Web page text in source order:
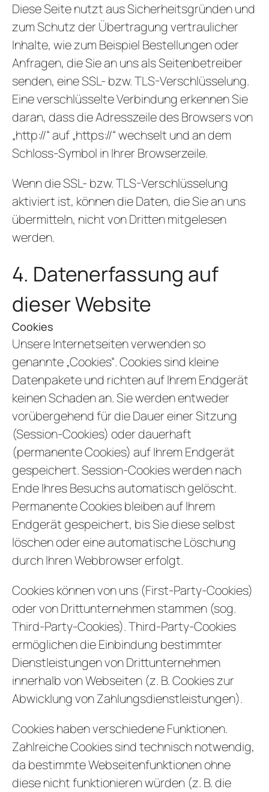
Diese Seite nutzt aus Sicherheitsgründen und
zum Schutz der Übertragung vertraulicher
Inhalte, wie zum Beispiel Bestellungen oder
Anfragen, die Sie an uns als Seitenbetreiber
senden, eine SSL- bzw. TLS-Verschlüsselung.
Eine verschlüsselte Verbindung erkennen Sie
daran, dass die Adresszeile des Browsers von
„http://“ auf „https://“ wechselt und an dem
Schloss-Symbol in Ihrer Browserzeile.
Wenn die SSL- bzw. TLS-Verschlüsselung
aktiviert ist, können die Daten, die Sie an uns
übermitteln, nicht von Dritten mitgelesen
werden.
4. Datenerfassung auf
dieser Website
Cookies
Unsere Internetseiten verwenden so
genannte „Cookies“. Cookies sind kleine
Datenpakete und richten auf Ihrem Endgerät
keinen Schaden an. Sie werden entweder
vorübergehend für die Dauer einer Sitzung
(Session-Cookies) oder dauerhaft
(permanente Cookies) auf Ihrem Endgerät
gespeichert. Session-Cookies werden nach
Ende Ihres Besuchs automatisch gelöscht.
Permanente Cookies bleiben auf Ihrem
Endgerät gespeichert, bis Sie diese selbst
löschen oder eine automatische Löschung
durch Ihren Webbrowser erfolgt.
Cookies können von uns (First-Party-Cookies)
oder von Drittunternehmen stammen (sog.
Third-Party-Cookies). Third-Party-Cookies
ermöglichen die Einbindung bestimmter
Dienstleistungen von Drittunternehmen
innerhalb von Webseiten (z. B. Cookies zur
Abwicklung von Zahlungsdienstleistungen).
Cookies haben verschiedene Funktionen.
Zahlreiche Cookies sind technisch notwendig,
da bestimmte Webseitenfunktionen ohne
diese nicht funktionieren würden (z. B. die